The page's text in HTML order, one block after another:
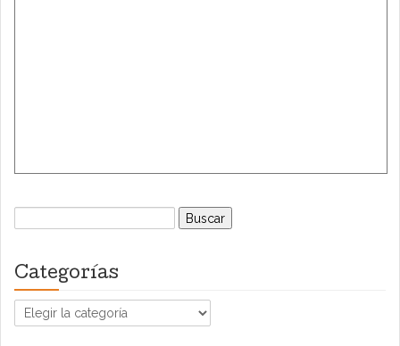
Buscar:
Categorías
Categorías